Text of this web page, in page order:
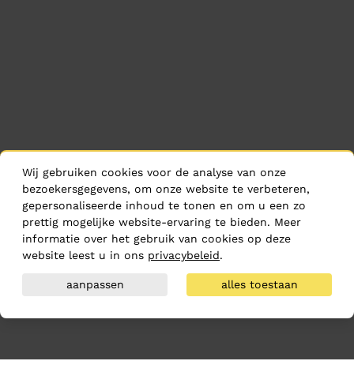
Wij gebruiken cookies voor de analyse van onze
bezoekersgegevens, om onze website te verbeteren,
gepersonaliseerde inhoud te tonen en om u een zo
prettig mogelijke website-ervaring te bieden. Meer
informatie over het gebruik van cookies op deze
website leest u in ons privacybeleid.
aanpassen alles toestaan